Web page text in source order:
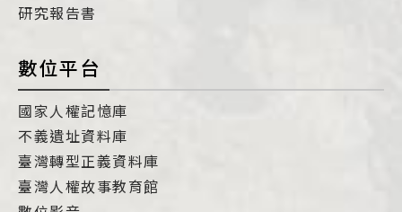
研究報告書
數位平台
國家人權記憶庫
不義遺址資料庫
臺灣轉型正義資料庫
臺灣人權故事教育館